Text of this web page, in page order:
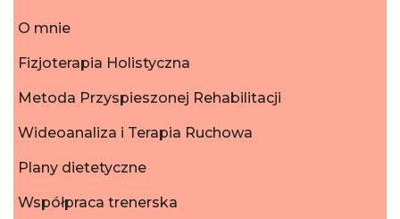
O mnie
Fizjoterapia Holistyczna
Metoda Przyspieszonej Rehabilitacji
Wideoanaliza i Terapia Ruchowa
Plany dietetyczne
Współpraca trenerska